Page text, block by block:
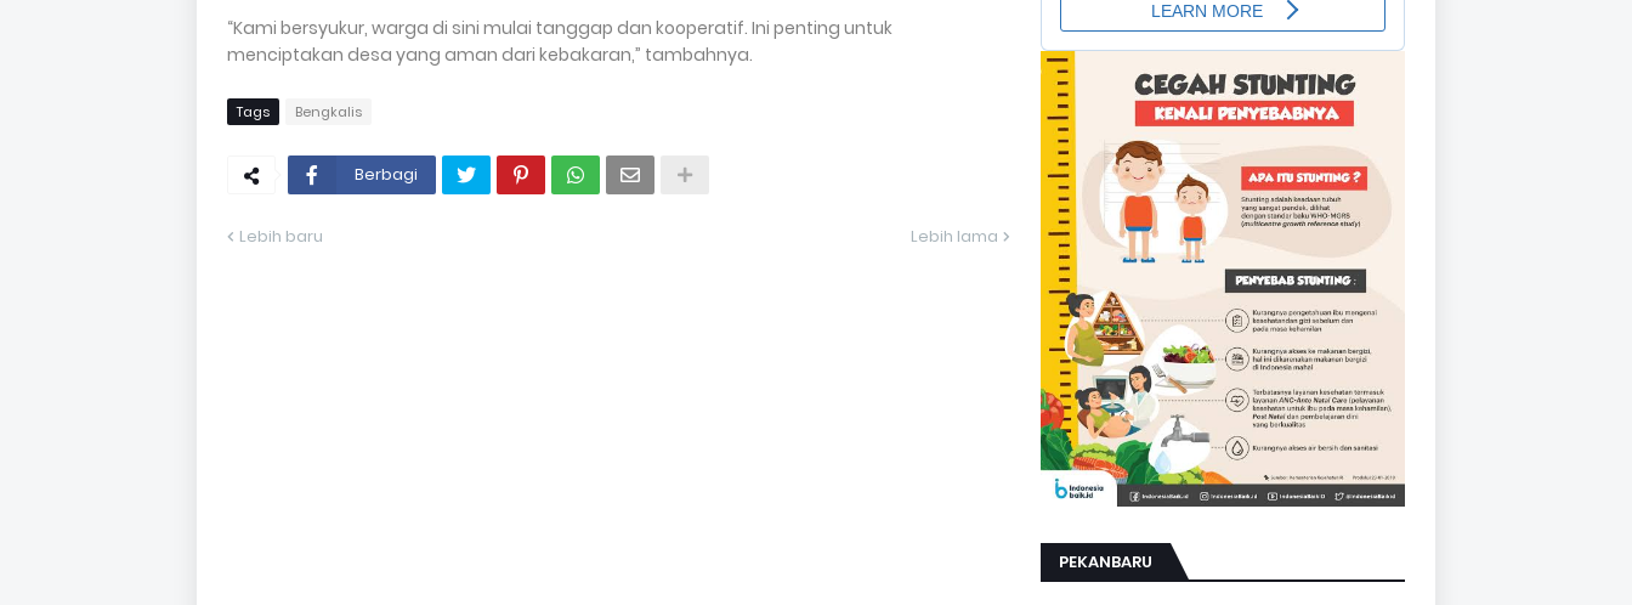
“Kami bersyukur, warga di sini mulai tanggap dan kooperatif. Ini penting untuk
menciptakan desa yang aman dari kebakaran,” tambahnya.
Tags Bengkalis
Berbagi
Lebih baru Lebih lama
PEKANBARU